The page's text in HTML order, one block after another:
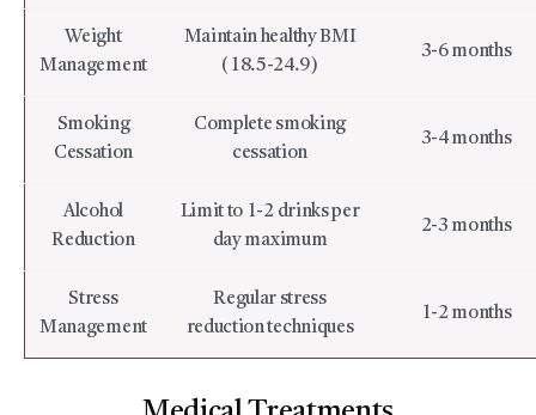
Weight
Management
Maintain healthy BMI
(18.5-24.9)
3-6 months
Smoking
Cessation
Complete smoking
cessation
3-4 months
Alcohol
Reduction
Limit to 1-2 drinks per
day maximum
2-3 months
Stress
Management
Regular stress
reduction techniques
1-2 months